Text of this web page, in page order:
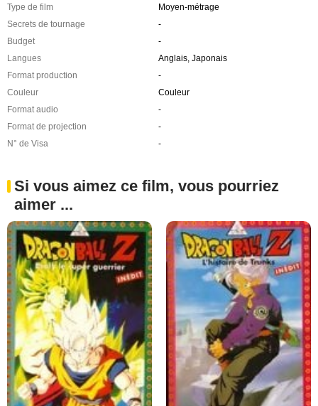
Type de film
Moyen-métrage
Secrets de tournage
-
Budget
-
Langues
Anglais, Japonais
Format production
-
Couleur
Couleur
Format audio
-
Format de projection
-
N° de Visa
-
Si vous aimez ce film, vous pourriez
aimer ...